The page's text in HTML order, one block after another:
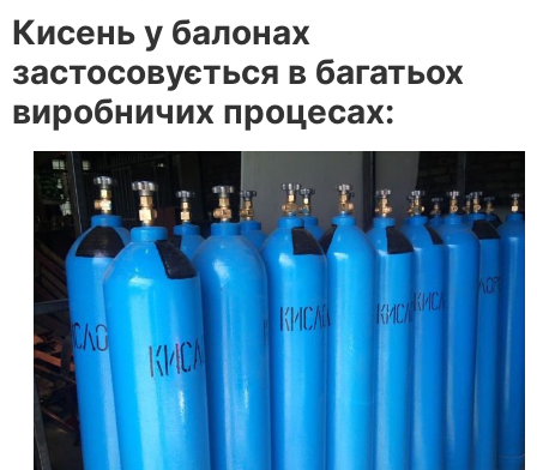
Кисень у балонах
застосовується в багатьох
виробничих процесах: